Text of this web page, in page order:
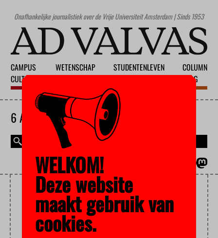
Onafhankelijke journalistiek over de Vrije Universiteit Amsterdam | Sinds 1953
CAMPUS
CULTUUR
WETENSCHAP
STUDENTENLEVEN
COLUMN
BLOG
6 AUGUSTUS 2026
BIOFYSICA
WELKOM!
Deze website
maakt gebruik van
cookies.